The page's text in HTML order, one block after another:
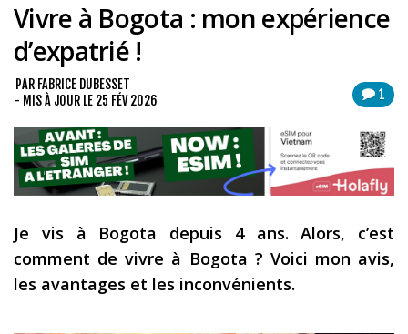
Destinations
Mes ressources pour voyager
Guides voyages
Contact
Mon journal de bord sur Instagram
Blog voyage
Les derniers articles
Vivre à Bogota : mon expérience
d’expatrié !
1
PAR FABRICE DUBESSET
- MIS À JOUR LE 25 FÉV 2026
Je vis à Bogota depuis 4 ans. Alors, c’est
comment de vivre à Bogota ? Voici mon avis,
les avantages et les inconvénients.